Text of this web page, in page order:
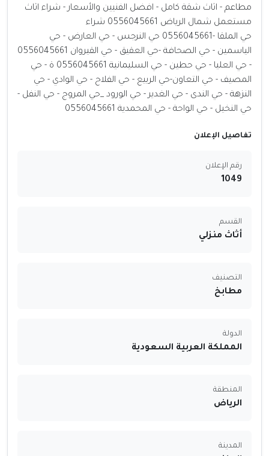
مطاعم - اثاث شقة كامل - افضل الفنيين والأسعار - شراء اثاث
مستعمل شمال الرياض 0556045661 شراء
حي الملقا -0556045661 حي النرجس - حي العارض - حي
الياسمين - حي الصحافة -حي العقيق - حي القيروان 0556045661
- حي العليا - حي حطين - حي السليمانية 0556045661 ة - حي
المصيف - حي التعاون-حي الربيع - حي الفلاح - حي الوادي - حي
النزهة - حي الندى - حي الغدير - حي الورود _حي المروج - حي النفل -
حي النخيل - حي الواحة - حي المحمدية 0556045661
تفاصيل الإعلان
رقم الإعلان
1049
القسم
أثاث منزلي
التصنيف
مطابخ
الدولة
المملكة العربية السعودية
المنطقة
الرياض
المدينة